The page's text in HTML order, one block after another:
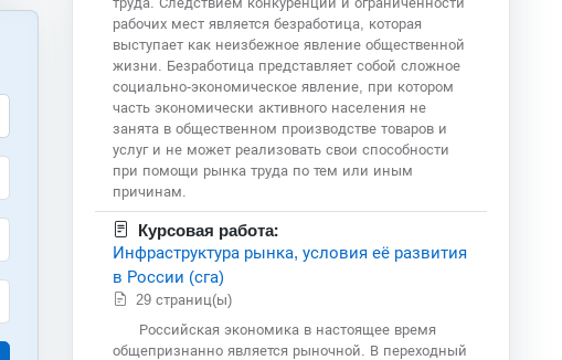
рабочих мест является безработица, которая
выступает как неизбежное явление общественной
жизни. Безработица представляет собой сложное
социально-экономическое явление, при котором
часть экономически активного населения не
занята в общественном производстве товаров и
услуг и не может реализовать свои способности
при помощи рынка труда по тем или иным
причинам.
Курсовая работа:
Инфраструктура рынка, условия её развития
в России (сга)
29 страниц(ы)
Российская экономика в настоящее время
общепризнанно является рыночной. В переходный